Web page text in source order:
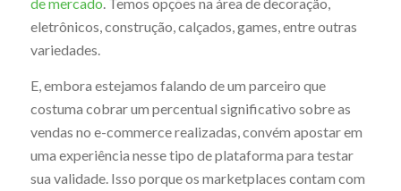
eletrônicos, construção, calçados, games, entre outras
variedades.
E, embora estejamos falando de um parceiro que
costuma cobrar um percentual significativo sobre as
vendas no e-commerce realizadas, convém apostar em
uma experiência nesse tipo de plataforma para testar
sua validade. Isso porque os marketplaces contam com